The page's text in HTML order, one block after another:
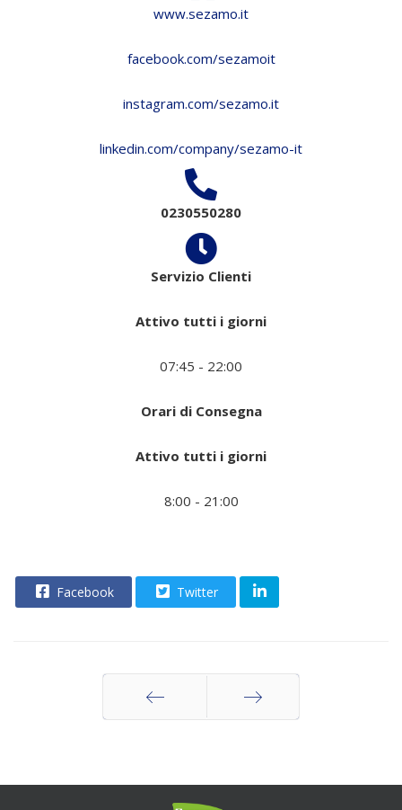
www.sezamo.it
facebook.com/sezamoit
instagram.com/sezamo.it
linkedin.com/company/sezamo-it
0230550280
Servizio Clienti
Attivo tutti i giorni
07:45 - 22:00
Orari di Consegna
Attivo tutti i giorni
8:00 - 21:00
Facebook Twitter